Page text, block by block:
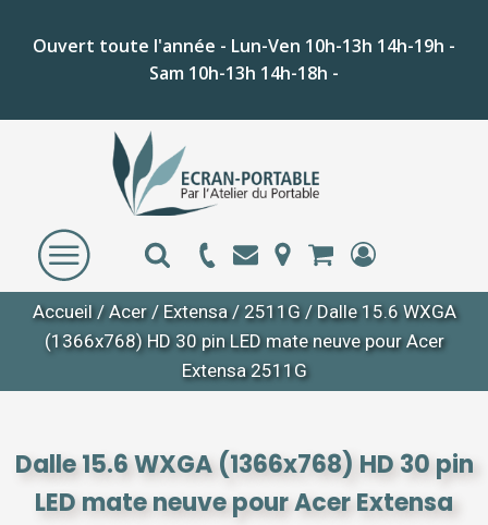
Ouvert toute l'année - Lun-Ven 10h-13h 14h-19h -
Sam 10h-13h 14h-18h -
Accueil/ Acer/ Extensa/ 2511G/ Dalle 15.6 WXGA
(1366x768) HD 30 pin LED mate neuve pour Acer
Extensa 2511G
Dalle 15.6 WXGA (1366x768) HD 30 pin
LED mate neuve pour Acer Extensa